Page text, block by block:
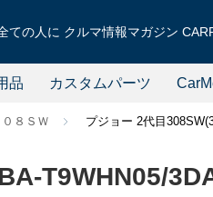
ての人に クルマ情報マガジン
品 カスタムパーツ
８ＳＷ プジョー 2代目
T9WHN05/